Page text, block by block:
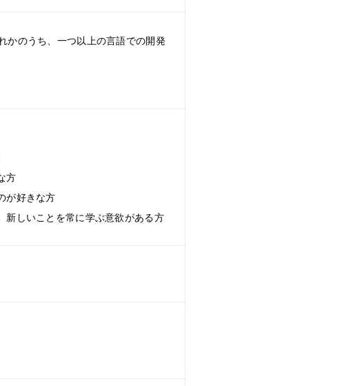
かのうち、一つ以上の言語での開発
方
が好きな方
新しいことを常に学ぶ意欲がある方